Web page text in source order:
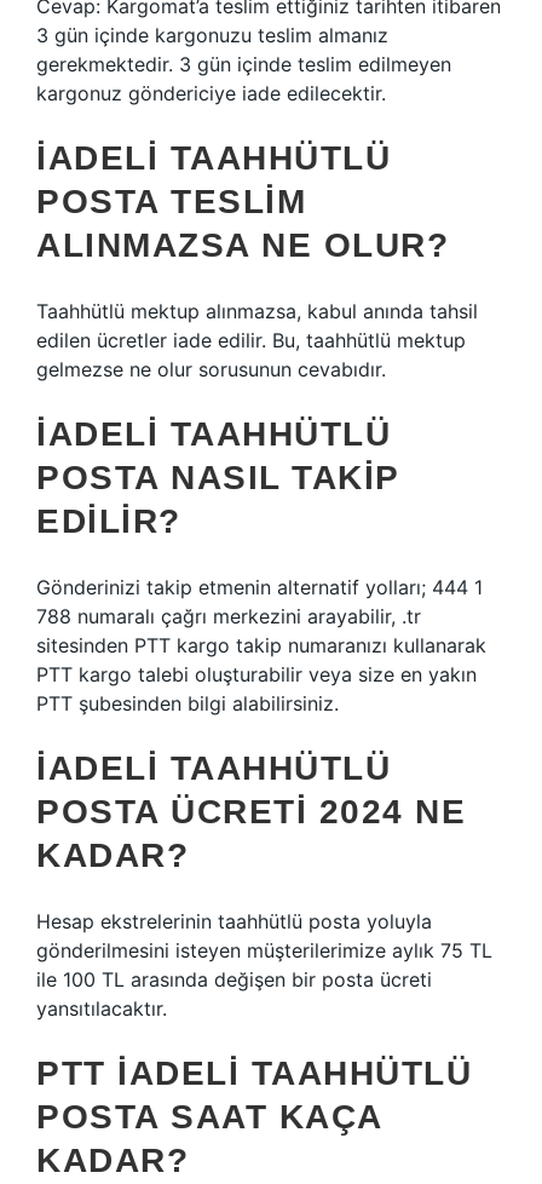
Cevap: Kargomat’a teslim ettiğiniz tarihten itibaren
3 gün içinde kargonuzu teslim almanız
gerekmektedir. 3 gün içinde teslim edilmeyen
kargonuz göndericiye iade edilecektir.
İADELI TAAHHÜTLÜ
POSTA TESLIM
ALINMAZSA NE OLUR?
Taahhütlü mektup alınmazsa, kabul anında tahsil
edilen ücretler iade edilir. Bu, taahhütlü mektup
gelmezse ne olur sorusunun cevabıdır.
İADELI TAAHHÜTLÜ
POSTA NASIL TAKIP
EDILIR?
Gönderinizi takip etmenin alternatif yolları; 444 1
788 numaralı çağrı merkezini arayabilir, .tr
sitesinden PTT kargo takip numaranızı kullanarak
PTT kargo talebi oluşturabilir veya size en yakın
PTT şubesinden bilgi alabilirsiniz.
İADELI TAAHHÜTLÜ
POSTA ÜCRETI 2024 NE
KADAR?
Hesap ekstrelerinin taahhütlü posta yoluyla
gönderilmesini isteyen müşterilerimize aylık 75 TL
ile 100 TL arasında değişen bir posta ücreti
yansıtılacaktır.
PTT IADELI TAAHHÜTLÜ
POSTA SAAT KAÇA
KADAR?